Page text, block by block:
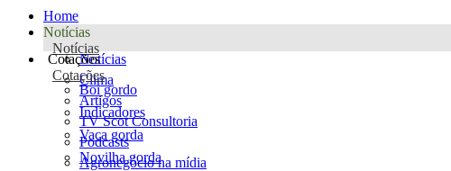
Home
Notícias
Notícias
Notícias
Clima
Artigos
TV Scot Consultoria
Podcasts
Agronegócio na mídia
Cotações
Cotações
Boi gordo
Indicadores
Vaca gorda
Novilha gorda